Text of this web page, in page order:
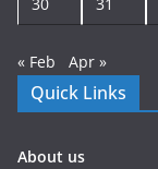
« Feb Apr »
Quick Links
About us